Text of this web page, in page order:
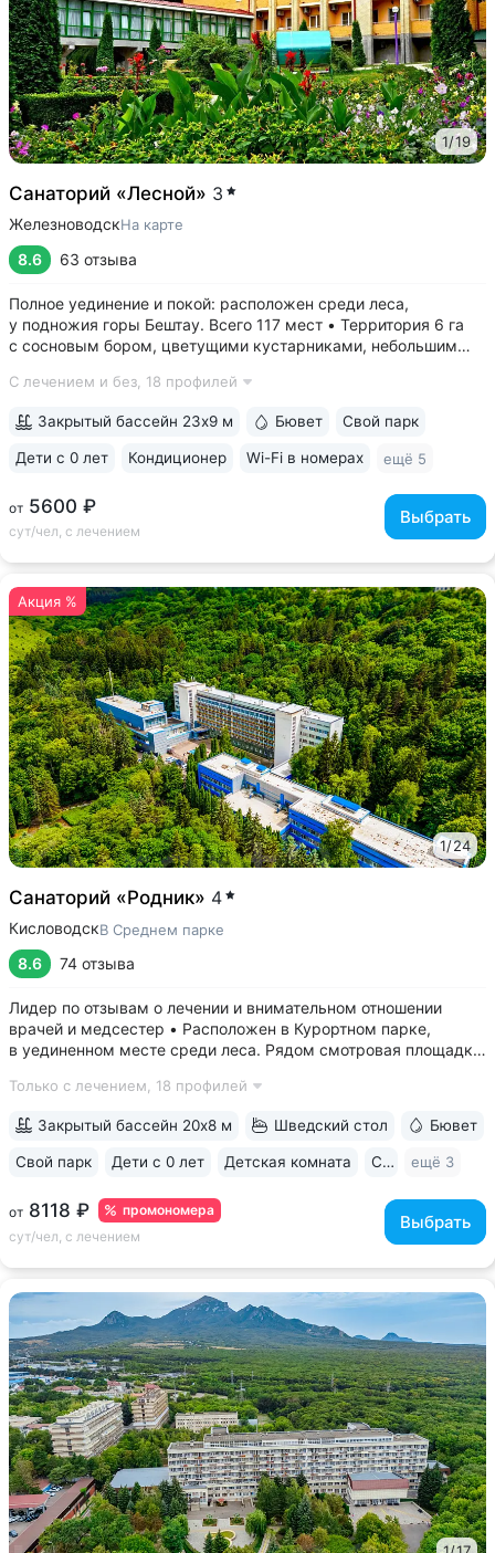
1/19
Санаторий «Лесной» 3
ЖелезноводскНа карте
8.6 63 отзыва
Полное уединение и покой: расположен среди леса,
у подножия горы Бештау. Всего 117 мест • Территория 6 га
с сосновым бором, цветущими кустарниками, небольшим
Собственная сеть терренкуров, проложенных по лесу
С лечением и без, 18 профилей
от 5600 ₽
сут/чел, с лечением
Выбрать
Закрытый бассейн 23х9 м Бювет Свой парк
Дети с 0 лет Кондиционер Wi-Fi в номерах ещё 5
Акция %
1/24
Санаторий «Родник» 4
КисловодскВ Среднем парке
8.6 74 отзыва
Лидер по отзывам о лечении и внимательном отношении
врачей и медсестер • Расположен в Курортном парке,
в уединенном месте среди леса. Рядом смотровая площадка.
пение птиц • Удобный выход в Нижний и Верхний парки:
Только с лечением, 18 профилей
промономера
от 8118 ₽
сут/чел, с лечением
Выбрать
Закрытый бассейн 20х8 м Шведский стол Бювет
Свой парк Дети с 0 лет Детская комната Спа ещё 3